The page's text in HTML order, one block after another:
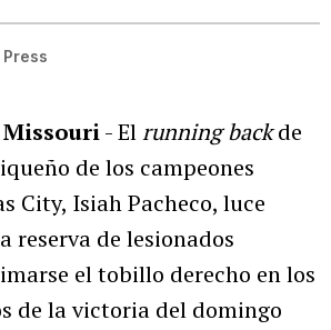
Missouri- Elrunning backde
de los campeones
City, Isiah Pacheco, luce
reserva de lesionados
el tobillo derecho en los
de la victoria del domingo